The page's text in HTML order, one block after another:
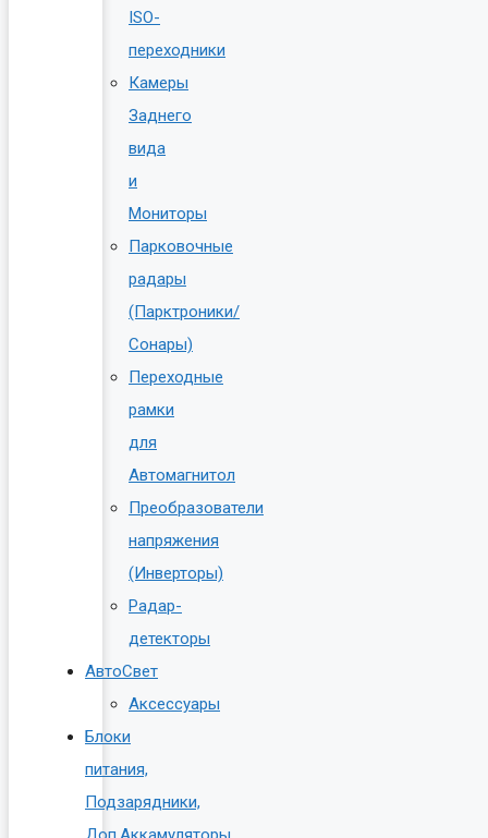
ISO-
переходники
Камеры
Заднего
вида
и
Мониторы
Парковочные
радары
(Парктроники/
Сонары)
Переходные
рамки
для
Автомагнитол
Преобразователи
напряжения
(Инверторы)
Радар-
детекторы
АвтоСвет
Аксессуары
Блоки
питания,
Подзарядники,